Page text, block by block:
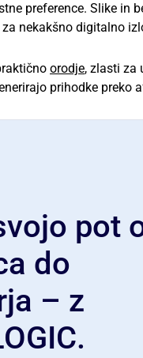
preference. Slike in
nekakšno digitalno
orodje, zlasti za
prihodke preko
pot
do
– z